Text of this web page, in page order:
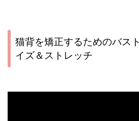
猫背を矯正するためのバス
イズ＆ストレッチ